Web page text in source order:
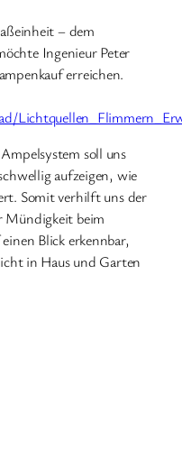
– dem
Ingenieur Peter
erreichen.
soll uns
aufzeigen, wie
Somit verhilft uns der
Mündigkeit beim
Blick erkennbar,
in Haus und Garten